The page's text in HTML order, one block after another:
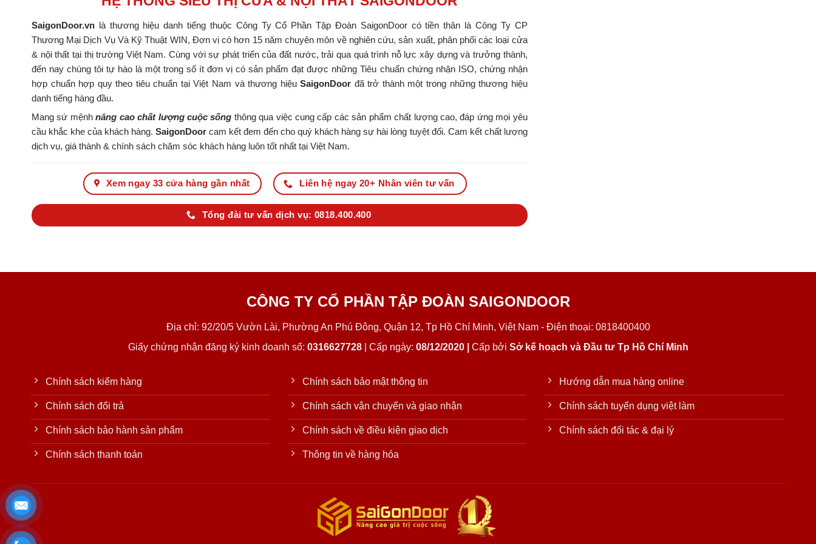
SaigonDoor.vn là thương hiệu danh tiếng thuộc Công Ty Cổ Phần Tập Đoàn SaigonDoor có tiền thân là Công Ty CP
Thương Mại Dịch Vụ Và Kỹ Thuật WIN, Đơn vị có hơn 15 năm chuyên môn về nghiên cứu, sản xuất, phân phối các loại cửa
& nội thất tại thị trường Việt Nam. Cùng với sự phát triển của đất nước, trải qua quá trình nỗ lực xây dựng và trưởng thành,
đến nay chúng tôi tự hào là một trong số ít đơn vị có sản phẩm đạt được những Tiêu chuẩn chứng nhận ISO, chứng nhận
hợp chuẩn hợp quy theo tiêu chuẩn tại Việt Nam và thương hiệuSaigonDoor đã trở thành một trong những thương hiệu
danh tiếng hàng đầu.
Mang sứ mệnhnâng cao chất lượng cuộc sống thông qua việc cung cấp các sản phẩm chất lượng cao, đáp ứng mọi yêu
cầu khắc khe của khách hàng.SaigonDoor cam kết đem đến cho quý khách hàng sự hài lòng tuyệt đối. Cam kết chất lượng
dịch vụ, giá thành & chính sách chăm sóc khách hàng luôn tốt nhất tại Việt Nam.
Xem ngay 33 cửa hàng gần nhất Liên hệ ngay 20+ Nhân viên tư vấn
Tổng đài tư vấn dịch vụ: 0818.400.400
CÔNG TY CỔ PHẦN TẬP ĐOÀN SAIGONDOOR
Địa chỉ: 92/20/5 Vườn Lài, Phường An Phú Đông, Quận 12, Tp Hồ Chí Minh, Việt Nam - Điện thoại: 0818400400
Giấy chứng nhận đăng ký kinh doanh số: 0316627728| Cấp ngày: 08/12/2020 | Cấp bởi Sở kế hoạch và Đầu tư Tp Hồ Chí Minh
Chính sách kiểm hàng
Chính sách đổi trả
Chính sách bảo hành sản phẩm
Chính sách thanh toán
Chính sách bảo mật thông tin
Chính sách vận chuyển và giao nhận
Chính sách về điều kiện giao dịch
Thông tin về hàng hóa
Hướng dẫn mua hàng online
Chính sách tuyển dụng việt làm
Chính sách đối tác & đại lý